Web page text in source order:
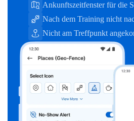
Ankunftszeitfenster für die
Nach dem Training nicht
Nicht am Treffpunkt